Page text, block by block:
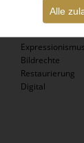
Alle
Gustav Klimt
Wien 1900
Biedermeier -
Bildrechte
Restaurierung
Digital